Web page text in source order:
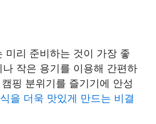
미리 준비하는 것이 가장 좋
작은 용기를 이용해 간편하
핑 분위기를 즐기기에 안성
을 더욱 맛있게 만드는 비결